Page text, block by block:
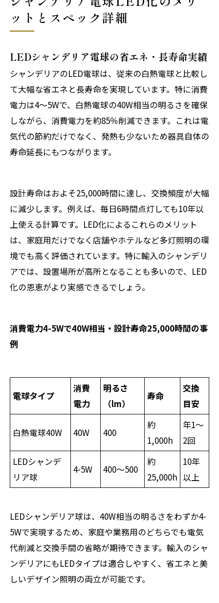
ットとスペック詳細
LEDシャンデリア電球の省エネ・長寿命実績
シャンデリアのLED電球は、従来の白熱電球と比較し
て大幅な省エネと長寿命を実現しています。特に消費
電力は4〜5Wで、白熱電球の40W相当の明るさを確保
しながら、消費電力を約85％削減できます。これは電
気代の節約だけでなく、発熱も少ないため器具自体の
寿命延長にもつながります。
設計寿命はおよそ25,000時間に達し、交換頻度が大幅
に減少します。例えば、毎日6時間点灯しても10年以
上使える計算です。LED化によるこれらのメリット
は、家庭用だけでなく店舗やホテルなど多灯照明の環
境でも高く評価されています。特に輸入のシャンデリ
アでは、設置場所が高所となることも多いので、LED
化の恩恵がより実感できるでしょう。
消費電力4-5Wで40W相当・設計寿命25,000時間の事
例
電球タイプ
消費
電力
明るさ
（lm）
寿命
交換
目安
白熱電球40W 40W 400
約
1,000h
年1〜
2回
LEDシャンデ
リア球
4-5W 400〜500
約
25,000h
10年
以上
LEDシャンデリア球は、40W相当の明るさをわずか4-
5Wで実現するため、家庭や業務用のどちらでも電気
代削減と交換手間の省略が期待できます。輸入のシャ
ンデリアにもLEDタイプは適合しやすく、省エネと美
しいデザイン照明の両立が可能です。